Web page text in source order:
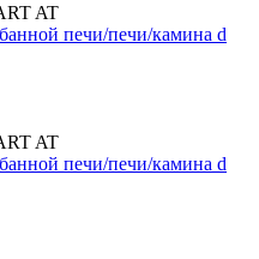
AT
печи/печи/камина d
AT
печи/печи/камина d